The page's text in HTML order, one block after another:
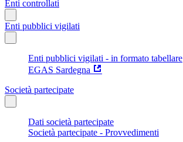
Enti controllati
Enti pubblici vigilati
Enti pubblici vigilati - in formato tabellare
EGAS Sardegna
Società partecipate
Dati società partecipate
Società partecipate - Provvedimenti